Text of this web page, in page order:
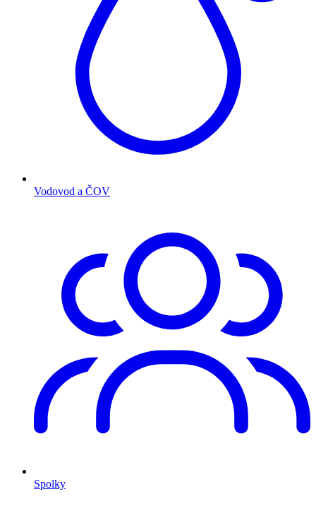
Vodovod a ČOV
Spolky